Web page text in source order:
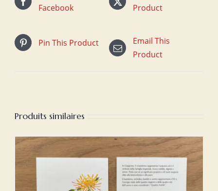
Facebook Product
Pin This Product
Email This
Product
Produits similaires